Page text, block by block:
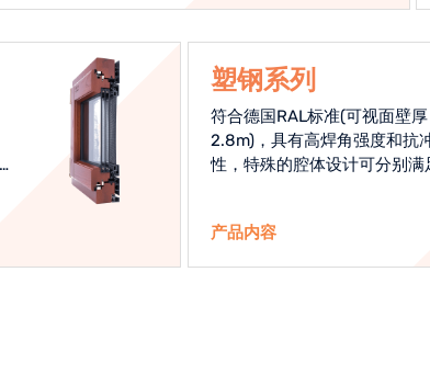
塑钢系列
符合德国RAL标准(可视面壁厚
2.8m)，具有高焊角强度和抗
性，特殊的腔体设计可分别满
产品内容